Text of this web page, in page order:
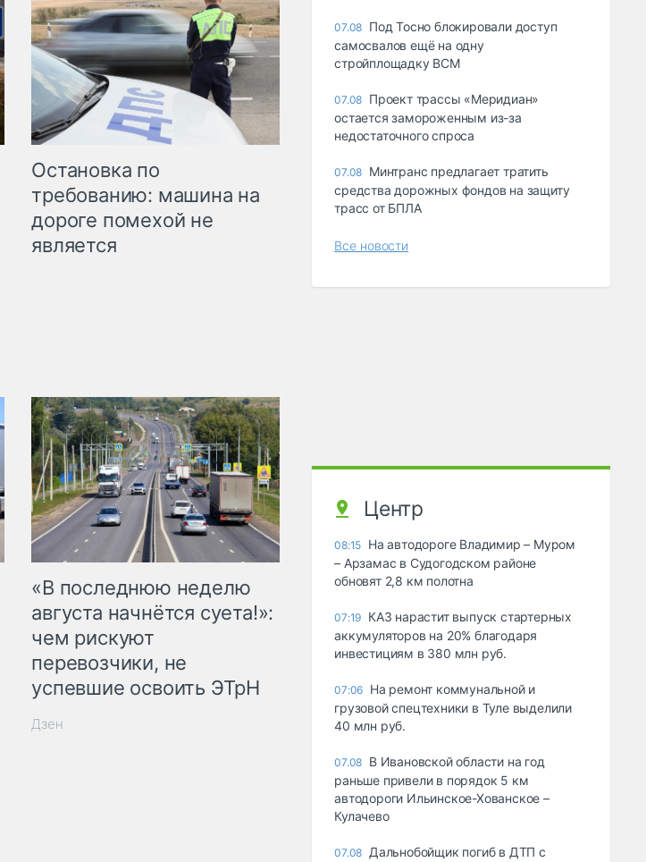
Остановка по
требованию: машина на
дороге помехой не
является
«В последнюю неделю
августа начнётся суета!»:
чем рискуют
перевозчики, не
успевшие освоить ЭТрН
Дзен
07.08 Под Тосно блокировали доступ
самосвалов ещё на одну
стройплощадку ВСМ
07.08 Проект трассы «Меридиан»
остается замороженным из-за
недостаточного спроса
07.08 Минтранс предлагает тратить
средства дорожных фондов на защиту
трасс от БПЛА
Все новости
Центр
08:15 На автодороге Владимир – Муром
– Арзамас в Судогодском районе
обновят 2,8 км полотна
07:19 КАЗ нарастит выпуск стартерных
аккумуляторов на 20% благодаря
инвестициям в 380 млн руб.
07:06 На ремонт коммунальной и
грузовой спецтехники в Туле выделили
40 млн руб.
07.08 В Ивановской области на год
раньше привели в порядок 5 км
автодороги Ильинское-Хованское –
Кулачево
07.08 Дальнобойщик погиб в ДТП с